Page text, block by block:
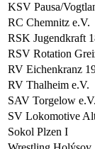
KSV Pausa/
RC Chemnitz e.V.
RSK Jugendkraft
RSV Rotation
RV Eichenkranz
RV Thalheim e.V.
SAV Torgelow e.V.
SV Lokomotive
Sokol Plzen I